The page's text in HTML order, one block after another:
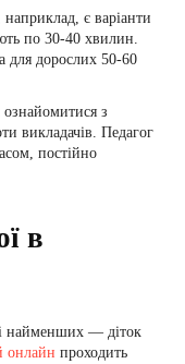
є варіанти
по 30-40 хвилин.
для дорослих 50-60
з
викладачів. Педагог
постійно
в
найменших — діток
онлайн проходить